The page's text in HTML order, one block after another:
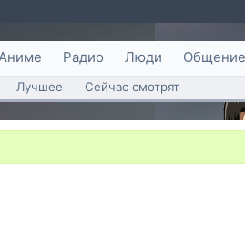
Радио Люди Общение
Лучшее Сейчас смотрят